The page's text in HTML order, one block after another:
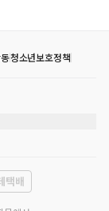
청소년보호정책
택배